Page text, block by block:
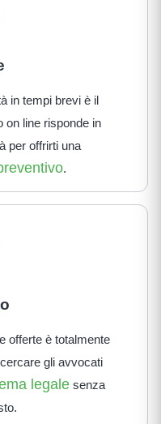
in tempi brevi è il
on line risponde in
per offrirti una
.
offerte è totalmente
gli avvocati
legale senza